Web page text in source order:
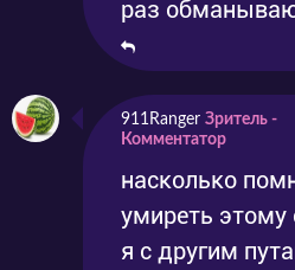
раз
911Ranger Зритель -
Комментатор
насколько
умиреть этому
я с другим